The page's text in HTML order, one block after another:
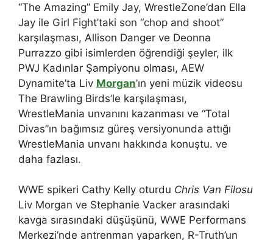
“The Amazing” Emily Jay, WrestleZone’dan Ella
Jay ile Girl Fight’taki son “chop and shoot”
karşılaşması, Allison Danger ve Deonna
Purrazzo gibi isimlerden öğrendiği şeyler, ilk
PWJ Kadınlar Şampiyonu olması, AEW
Dynamite’ta Liv Morgan’ın yeni müzik videosu
The Brawling Birds’le karşılaşması,
WrestleMania unvanını kazanması ve “Total
Divas”ın bağımsız güreş versiyonunda attığı
WrestleMania unvanı hakkında konuştu. ve
daha fazlası.
WWE spikeri Cathy Kelly oturdu Chris Van Filosu
Liv Morgan ve Stephanie Vacker arasındaki
kavga sırasındaki düşüşünü, WWE Performans
Merkezi’nde antrenman yaparken, R-Truth’un